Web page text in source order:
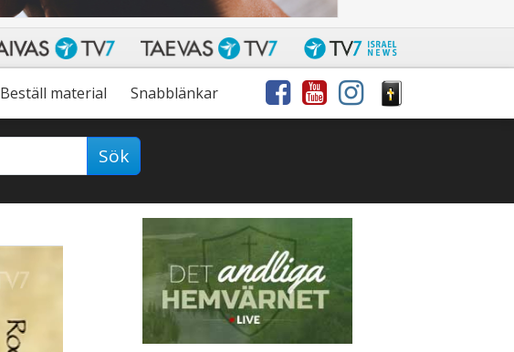
Beställ material Snabblänkar
Sök